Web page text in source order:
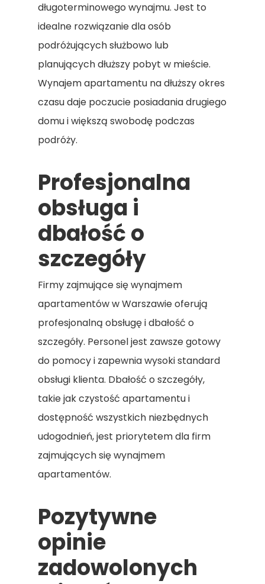
długoterminowego wynajmu. Jest to
idealne rozwiązanie dla osób
podróżujących służbowo lub
planujących dłuższy pobyt w mieście.
Wynajem apartamentu na dłuższy okres
czasu daje poczucie posiadania drugiego
domu i większą swobodę podczas
podróży.
Profesjonalna
obsługa i
dbałość o
szczegóły
Firmy zajmujące się wynajmem
apartamentów w Warszawie oferują
profesjonalną obsługę i dbałość o
szczegóły. Personel jest zawsze gotowy
do pomocy i zapewnia wysoki standard
obsługi klienta. Dbałość o szczegóły,
takie jak czystość apartamentu i
dostępność wszystkich niezbędnych
udogodnień, jest priorytetem dla firm
zajmujących się wynajmem
apartamentów.
Pozytywne
opinie
zadowolonych